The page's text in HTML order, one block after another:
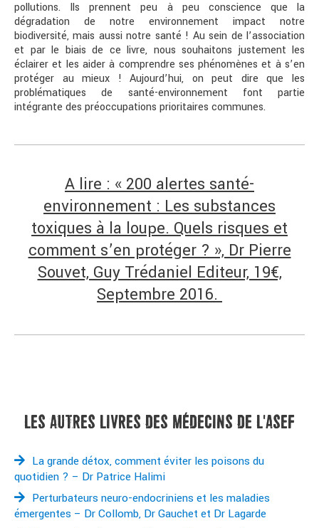
pollutions. Ils prennent peu à peu conscience que la
dégradation de notre environnement impact notre
biodiversité, mais aussi notre santé ! Au sein de l’association
et par le biais de ce livre, nous souhaitons justement les
éclairer et les aider à comprendre ses phénomènes et à s’en
protéger au mieux ! Aujourd’hui, on peut dire que les
problématiques de santé-environnement font partie
intégrante des préoccupations prioritaires communes.
A lire : « 200 alertes santé-
environnement : Les substances
toxiques à la loupe. Quels risques et
comment s’en protéger ? », Dr Pierre
Souvet, Guy Trédaniel Editeur, 19€,
Septembre 2016.
LES AUTRES LIVRES DES MÉDECINS DE L'ASEF
La grande détox, comment éviter les poisons du
quotidien ? – Dr Patrice Halimi
Perturbateurs neuro-endocriniens et les maladies
émergentes – Dr Collomb, Dr Gauchet et Dr Lagarde